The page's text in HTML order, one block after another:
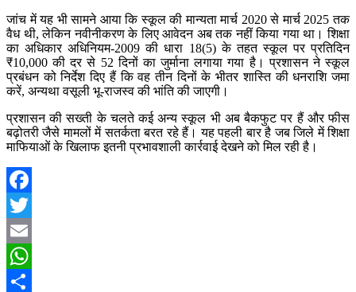
जांच में यह भी सामने आया कि स्कूल की मान्यता मार्च 2020 से मार्च 2025 तक
वैध थी, लेकिन नवीनीकरण के लिए आवेदन अब तक नहीं किया गया था। शिक्षा
का अधिकार अधिनियम-2009 की धारा 18(5) के तहत स्कूल पर प्रतिदिन
₹10,000 की दर से 52 दिनों का जुर्माना लगाया गया है। प्रशासन ने स्कूल
प्रबंधन को निर्देश दिए हैं कि वह तीन दिनों के भीतर शास्ति की धनराशि जमा
करें, अन्यथा वसूली भू-राजस्व की भांति की जाएगी।
प्रशासन की सख्ती के चलते कई अन्य स्कूल भी अब बैकफुट पर हैं और फीस
बढ़ोतरी जैसे मामलों में सतर्कता बरत रहे हैं। यह पहली बार है जब जिले में शिक्षा
माफियाओं के खिलाफ इतनी प्रभावशाली कार्रवाई देखने को मिल रही है।
Facebook
Twitter
Email
WhatsApp